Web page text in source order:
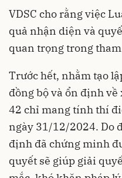
VDSC cho rằng việc
quả nhận diện và
quan trọng trong
Trước hết, nhằm tạo
đồng bộ và ổn định
42 chỉ mang tính thí
ngày 31/12/2024. Do
định đã chứng minh
quyết sẽ giúp giải